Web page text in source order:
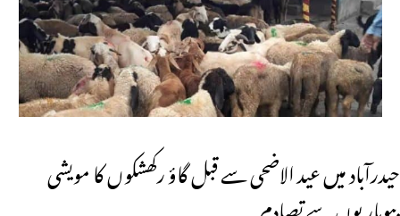
حیدرآباد میں عید الاضحی سے قبل گاؤ رکھشکوں کا مویشی